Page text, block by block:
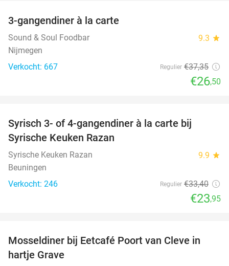
3-gangendiner à la carte
Sound & Soul Foodbar 9.3 star
Nijmegen
Verkocht: 667
Regulier €37,35
€26,50
Syrisch 3- of 4-gangendiner à la carte bij
Syrische Keuken Razan
Syrische Keuken Razan 9.9 star
Beuningen
Verkocht: 246
Regulier €33,40
€23,95
40%
Mosseldiner bij Eetcafé Poort van Cleve in
hartje Grave